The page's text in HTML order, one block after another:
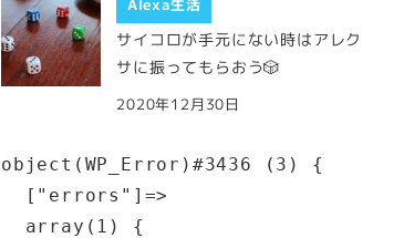
Alexa生活
サイコロが手元にない時はアレク
サに振ってもらおう🎲
2020年12月30日
object(WP_Error)#3436 (3) {
  ["errors"]=>
  array(1) {